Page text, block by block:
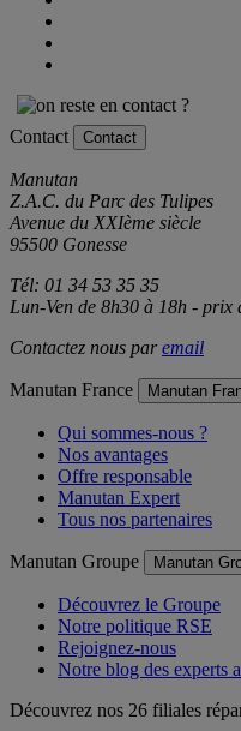
Contact Contact
Manutan
Z.A.C. du Parc des Tulipes
Avenue du XXIème siècle
95500 Gonesse
Tél: 01 34 53 35 35
Lun-Ven de 8h30 à 18h - prix
Contactez nous paremail
Manutan France Manutan
Qui sommes-nous ?
Nos avantages
Offre responsable
Manutan Expert
Tous nos partenaires
Manutan Groupe Manutan
Découvrez le Groupe
Notre politique RSE
Rejoignez-nous
Notre blog des experts
Découvrez nos 26 filiales